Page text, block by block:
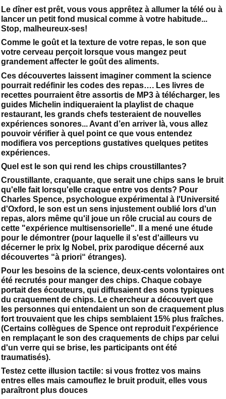
Le dîner est prêt, vous vous apprêtez à allumer la télé ou à
lancer un petit fond musical comme à votre habitude...
Stop, malheureux-ses!
Comme le goût et la texture de votre repas, le son que
votre cerveau perçoit lorsque vous mangez peut
grandement affecter le goût des aliments.
Ces découvertes laissent imaginer comment la science
pourrait redéfinir les codes des repas…. Les livres de
recettes pourraient être assortis de MP3 à télécharger, les
guides Michelin indiqueraient la playlist de chaque
restaurant, les grands chefs testeraient de nouvelles
expériences sonores... Avant d’en arriver là, vous allez
pouvoir vérifier à quel point ce que vous entendez
modifiera vos perceptions gustatives quelques petites
expériences.
Quel est le son qui rend les chips croustillantes?
Croustillante, craquante, que serait une chips sans le bruit
qu'elle fait lorsqu'elle craque entre vos dents? Pour
Charles Spence, psychologue expérimental à l'Université
d'Oxford, le son est un sens injustement oublié lors d'un
repas, alors même qu'il joue un rôle crucial au cours de
cette "expérience multisensorielle". Il a mené une étude
pour le démontrer (pour laquelle il s'est d'ailleurs vu
décerner le prix Ig Nobel, prix parodique décerné aux
découvertes “à priori“ étranges).
Pour les besoins de la science, deux-cents volontaires ont
été recrutés pour manger des chips. Chaque cobaye
portait des écouteurs, qui diffusaient des sons typiques
du craquement de chips. Le chercheur a découvert que
les personnes qui entendaient un son de craquement plus
fort trouvaient que les chips semblaient 15% plus fraîches.
(Certains collègues de Spence ont reproduit l'expérience
en remplaçant le son des craquements de chips par celui
d'un verre qui se brise, les participants ont été
traumatisés).
Testez cette illusion tactile: si vous frottez vos mains
entres elles mais camouflez le bruit produit, elles vous
paraîtront plus douces